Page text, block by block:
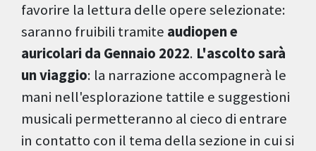
favorire la lettura delle opere selezionate:
saranno fruibili tramite audiopen e
auricolari da Gennaio 2022. L'ascolto sarà
un viaggio: la narrazione accompagnerà le
mani nell'esplorazione tattile e suggestioni
musicali permetteranno al cieco di entrare
in contatto con il tema della sezione in cui si